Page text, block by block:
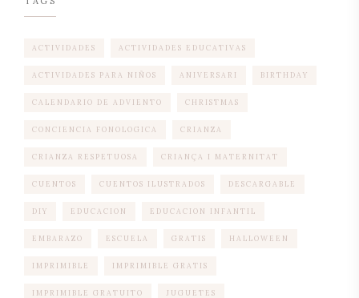
ACTIVIDADES ACTIVIDADES EDUCATIVAS
ACTIVIDADES PARA NIÑOS ANIVERSARI BIRTHDAY
CALENDARIO DE ADVIENTO CHRISTMAS
CONCIENCIA FONOLOGICA CRIANZA
CRIANZA RESPETUOSA CRIANÇA I MATERNITAT
CUENTOS CUENTOS ILUSTRADOS DESCARGABLE
DIY EDUCACION EDUCACION INFANTIL
EMBARAZO ESCUELA GRATIS HALLOWEEN
IMPRIMIBLE IMPRIMIBLE GRATIS
IMPRIMIBLE GRATUITO JUGUETES